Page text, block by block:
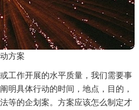
方案
工作开展的水平质量，我们需要事
明具体行动的时间，地点，目的，
等的企划案。方案应该怎么制定才